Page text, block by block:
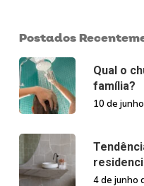
Postados
Qual o
família?
10 de
4 de junho